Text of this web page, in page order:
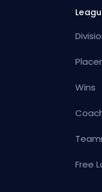
Wins
Free